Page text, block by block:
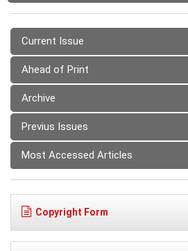
Current Issue
Ahead of Print
Archive
Previus Issues
Most Accessed Articles
Copyright Form